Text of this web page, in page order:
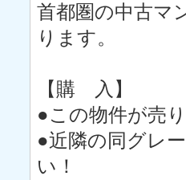
首都圏の中古マ
ります。
【購 入】
●この物件が売
●近隣の同グレ
い！